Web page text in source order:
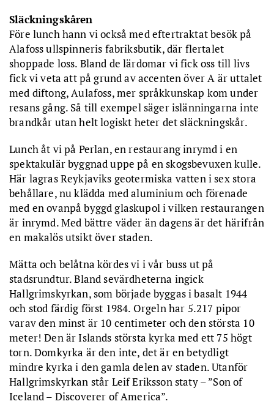
Släckningskåren
Före lunch hann vi också med eftertraktat besök på
Alafoss ullspinneris fabriksbutik, där flertalet
shoppade loss. Bland de lärdomar vi fick oss till livs
fick vi veta att på grund av accenten över A är uttalet
med diftong, Aulafoss, mer språkkunskap kom under
resans gång. Så till exempel säger islänningarna inte
brandkår utan helt logiskt heter det släckningskår.
Lunch åt vi på Perlan, en restaurang inrymd i en
spektakulär byggnad uppe på en skogsbevuxen kulle.
Här lagras Reykjaviks geotermiska vatten i sex stora
behållare, nu klädda med aluminium och förenade
med en ovanpå byggd glaskupol i vilken restaurangen
är inrymd. Med bättre väder än dagens är det härifrån
en makalös utsikt över staden.
Mätta och belåtna kördes vi i vår buss ut på
stadsrundtur. Bland sevärdheterna ingick
Hallgrimskyrkan, som började byggas i basalt 1944
och stod färdig först 1984. Orgeln har 5.217 pipor
varav den minst är 10 centimeter och den största 10
meter! Den är Islands största kyrka med ett 75 högt
torn. Domkyrka är den inte, det är en betydligt
mindre kyrka i den gamla delen av staden. Utanför
Hallgrimskyrkan står Leif Eriksson staty – ”Son of
Iceland – Discoverer of America”.